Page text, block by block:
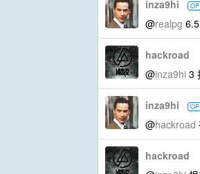
inza9hi OP
@realpg 6.5
hackroad
@inza9hi 3
inza9hi OP
@hackroad
hackroad